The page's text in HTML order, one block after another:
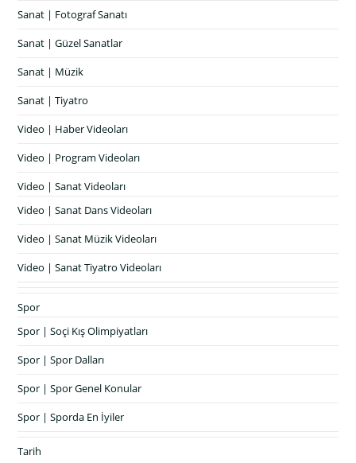
Sanat | Fotograf Sanatı
Sanat | Güzel Sanatlar
Sanat | Müzik
Sanat | Tiyatro
Video | Haber Videoları
Video | Program Videoları
Video | Sanat Videoları
Video | Sanat Dans Videoları
Video | Sanat Müzik Videoları
Video | Sanat Tiyatro Videoları
Spor
Spor | Soçi Kış Olimpiyatları
Spor | Spor Dalları
Spor | Spor Genel Konular
Spor | Sporda En İyiler
Tarih